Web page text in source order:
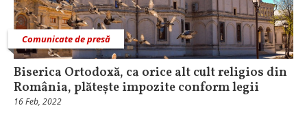
Comunicate de presă
Biserica Ortodoxă, ca orice alt cult religios din
România, plătește impozite conform legii
16 Feb, 2022